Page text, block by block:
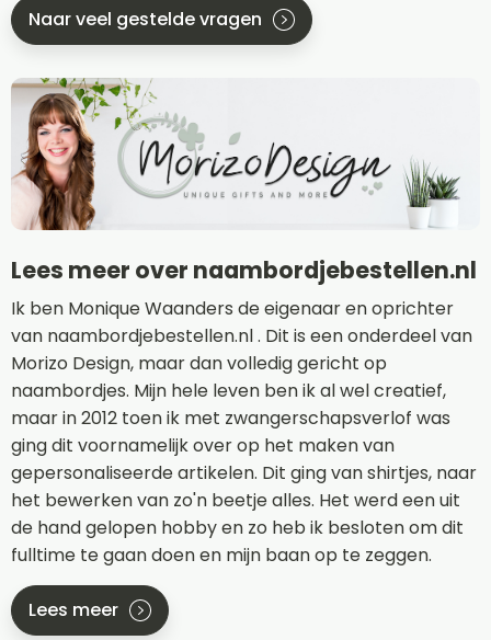
Naar veel gestelde vragen
Lees meer over naambordjebestellen.nl
Ik ben Monique Waanders de eigenaar en oprichter
van naambordjebestellen.nl . Dit is een onderdeel van
Morizo Design, maar dan volledig gericht op
naambordjes. Mijn hele leven ben ik al wel creatief,
maar in 2012 toen ik met zwangerschapsverlof was
ging dit voornamelijk over op het maken van
gepersonaliseerde artikelen. Dit ging van shirtjes, naar
het bewerken van zo'n beetje alles. Het werd een uit
de hand gelopen hobby en zo heb ik besloten om dit
fulltime te gaan doen en mijn baan op te zeggen.
Lees meer